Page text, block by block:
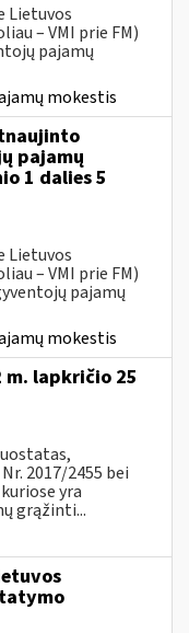
Lietuvos
– VMI prie FM)
pajamų
mokestis
pajamų
1 dalies 5
Lietuvos
– VMI prie FM)
pajamų
mokestis
m. lapkričio 25
2017/2455 bei
yra
grąžinti...